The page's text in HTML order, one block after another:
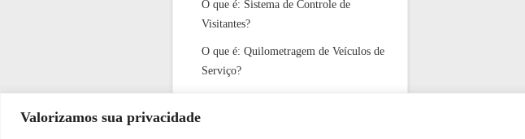
Valorizamos sua privacidade
O que é: Sistema de Controle de
Visitantes?
O que é: Quilometragem de Veículos de
Serviço?